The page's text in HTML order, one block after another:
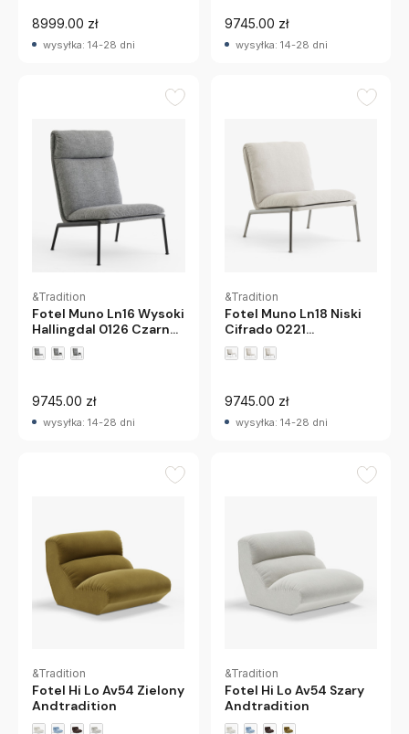
8999.00 zł
wysyłka: 14-28 dni
9745.00 zł
wysyłka: 14-28 dni
&Tradition
Fotel Muno Ln16 Wysoki
Hallingdal 0126 Czarne
Nogi Andtradition
9745.00 zł
wysyłka: 14-28 dni
&Tradition
Fotel Muno Ln18 Niski
Cifrado 0221
Chromowane Nogi
Andtradition
9745.00 zł
wysyłka: 14-28 dni
&Tradition
Fotel Hi Lo Av54 Zielony
Andtradition
&Tradition
Fotel Hi Lo Av54 Szary
Andtradition